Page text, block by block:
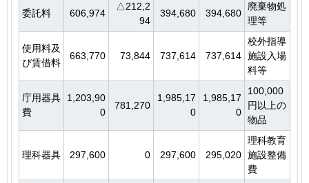
委託料 606,974
△212,2
94
394,680 394,680
廃棄物処
理等
使用料及
び賃借料
663,770 73,844 737,614 737,614
校外指導
施設入場
料等
庁用器具
費
1,203,90
0
781,270
1,985,17
0
1,985,17
0
100,000
円以上の
物品
理科器具 297,600 0 297,600 295,020
理科教育
施設整備
費